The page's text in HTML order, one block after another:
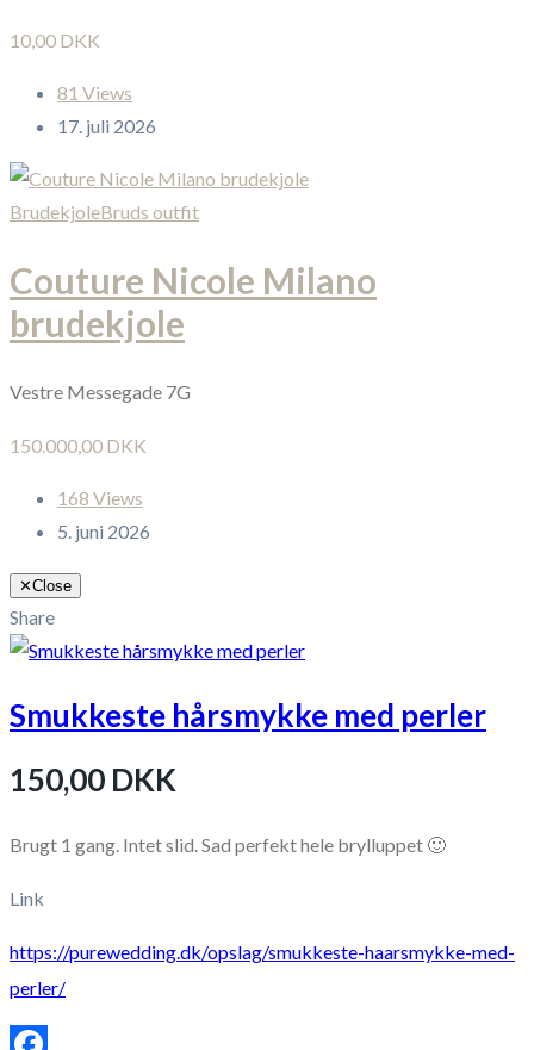
10,00 DKK
81 Views
17. juli 2026
BrudekjoleBruds outfit
Couture Nicole Milano
brudekjole
Vestre Messegade 7G
150.000,00 DKK
168 Views
5. juni 2026
✕Close
Share
Smukkeste hårsmykke med perler
150,00 DKK
Brugt 1 gang. Intet slid. Sad perfekt hele brylluppet 🙂
Link
https://purewedding.dk/opslag/smukkeste-haarsmykke-med-
perler/